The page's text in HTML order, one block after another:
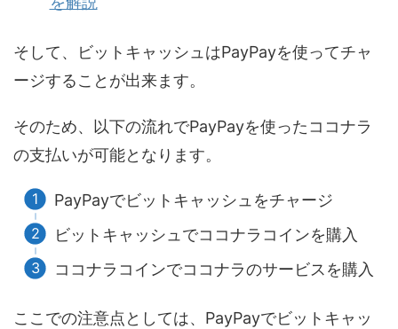
そして、ビットキャッシュはPayPayを使ってチャ
ージすることが出来ます。
そのため、以下の流れでPayPayを使ったココナラ
の支払いが可能となります。
PayPayでビットキャッシュをチャージ
ビットキャッシュでココナラコインを購入
ココナラコインでココナラのサービスを購入
ここでの注意点としては、PayPayでビットキャッ